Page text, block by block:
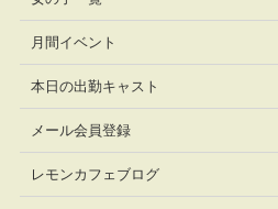
月間イベント
本日の出勤キャスト
メール会員登録
レモンカフェブログ